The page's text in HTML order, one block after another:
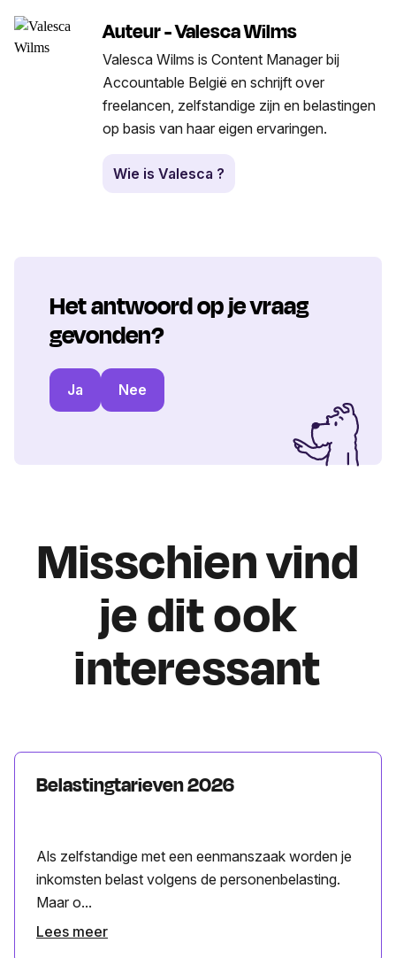
Auteur - Valesca Wilms
Valesca Wilms is Content Manager bij
Accountable België en schrijft over
freelancen, zelfstandige zijn en belastingen
op basis van haar eigen ervaringen.
Wie is Valesca ?
Het antwoord op je vraag
gevonden?
Ja Nee
Misschien vind
je dit ook
interessant
Belastingtarieven 2026
Als zelfstandige met een eenmanszaak worden je
inkomsten belast volgens de personenbelasting.
Maar o...
Lees meer